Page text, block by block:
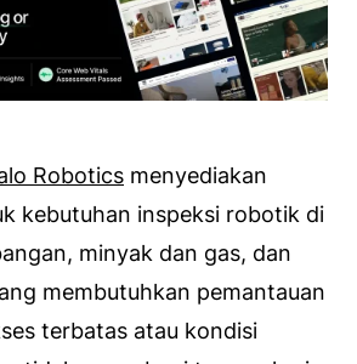
Robotics menyediakan
kebutuhan inspeksi robotik di
minyak dan gas, dan
membutuhkan pemantauan
terbatas atau kondisi